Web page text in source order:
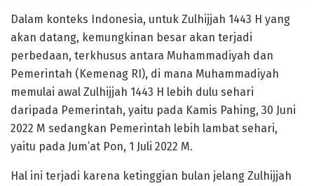
Dalam konteks Indonesia, untuk Zulhijjah 1443 H yang
akan datang, kemungkinan besar akan terjadi
perbedaan, terkhusus antara Muhammadiyah dan
Pemerintah (Kemenag RI), di mana Muhammadiyah
memulai awal Zulhijjah 1443 H lebih dulu sehari
daripada Pemerintah, yaitu pada Kamis Pahing, 30 Juni
2022 M sedangkan Pemerintah lebih lambat sehari,
yaitu pada Jum’at Pon, 1 Juli 2022 M.
Hal ini terjadi karena ketinggian bulan jelang Zulhijjah